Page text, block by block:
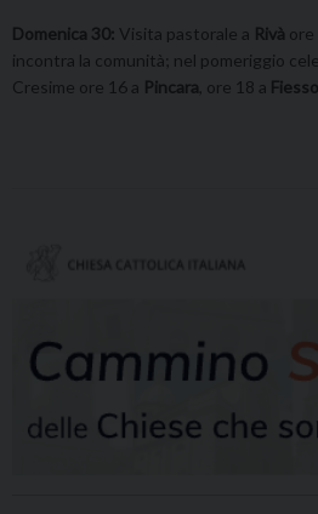
Domenica 30: Visita pastorale a Rivà ore
incontra la comunità; nel pomeriggio
Cresime ore 16 a Pincara , ore 18 a